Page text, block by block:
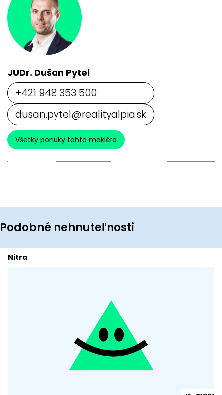
JUDr. Dušan Pytel
+421 948 353 500
dusan.pytel@realityalpia.sk
Všetky ponuky tohto makléra
Podobné nehnuteľnosti
Nitra